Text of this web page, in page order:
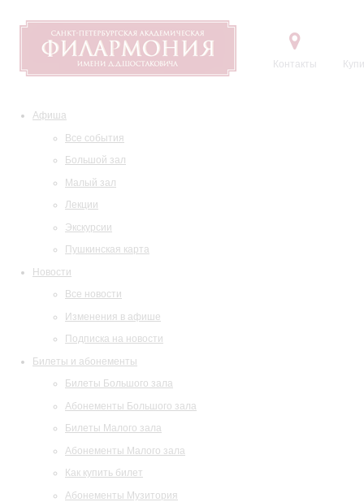
Контакты
Афиша
Все события
Большой зал
Малый зал
Лекции
Экскурсии
Пушкинская карта
Новости
Все новости
Изменения в афише
Подписка на новости
Билеты и абонементы
Билеты Большого зала
Абонементы Большого зала
Билеты Малого зала
Абонементы Малого зала
Как купить билет
Абонементы Музитория